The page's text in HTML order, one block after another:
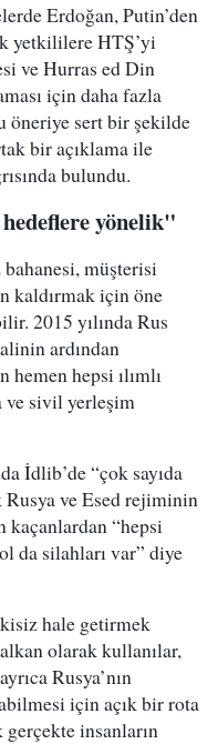
Erdoğan, Putin’den
yetkililere HTŞ’yi
ve Hurras ed Din
için daha fazla
öneriye sert bir şekilde
bir açıklama ile
bulundu.
yönelik"
bahanesi, müşterisi
kaldırmak için öne
2015 yılında Rus
ardından
hemen hepsi ılımlı
ve sivil yerleşim
İdlib’de “çok sayıda
Rusya ve Esed rejiminin
kaçanlardan “hepsi
da silahları var” diye
hale getirmek
olarak kullanılar,
Rusya’nın
için açık bir rota
gerçekte insanların